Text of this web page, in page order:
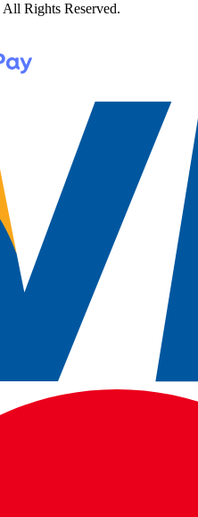
Rights Reserved.